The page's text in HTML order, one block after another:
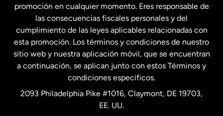
Malasia
Nueva Zelanda
Países Bajos
promoción en cualquier momento. Eres responsable de
las consecuencias fiscales personales y del
cumplimiento de las leyes aplicables relacionadas con
esta promoción. Los términos y condiciones de nuestro
sitio web y nuestra aplicación móvil, que se encuentran
a continuación, se aplican junto con estos Términos y
condiciones específicos.
2093 Philadelphia Pike #1016, Claymont, DE 19703,
EE. UU.